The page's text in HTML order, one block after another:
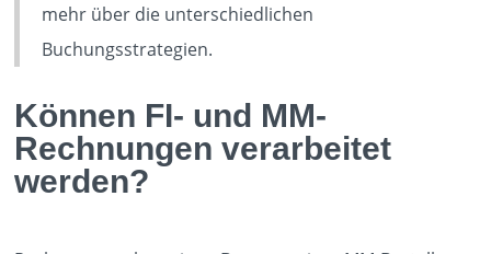
SOLUTIONS
PROCESSES
mehr über die unterschiedlichen
Buchungsstrategien.
Können FI- und MM-
Rechnungen verarbeitet
werden?